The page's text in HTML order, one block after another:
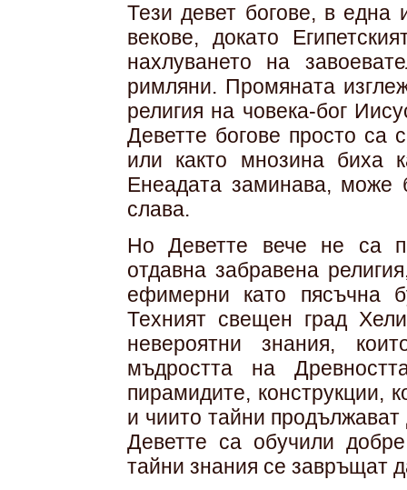
Тези девет богове, в една
векове, докато
нахлуването на
римляни. Промяната
религия на човека-бог
Деветте богове просто са
или както мнозина биха
Енеадата заминава, може
слава.
Но Деветте вече не са
отдавна забравена
ефимерни като пясъчна
Техният свещен град
невероятни знания,
мъдростта на
пирамидите, конструкции,
и чиито тайни
Деветте са обучили
тайни знания се завръщат